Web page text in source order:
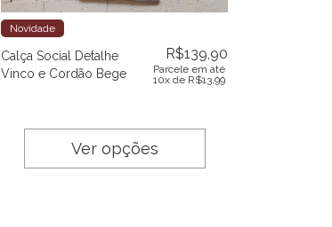
Novidade
Calça Social Detalhe
Vinco e Cordão Bege
R$139,90
Parcele em até
10x de R$13,99
Ver opções